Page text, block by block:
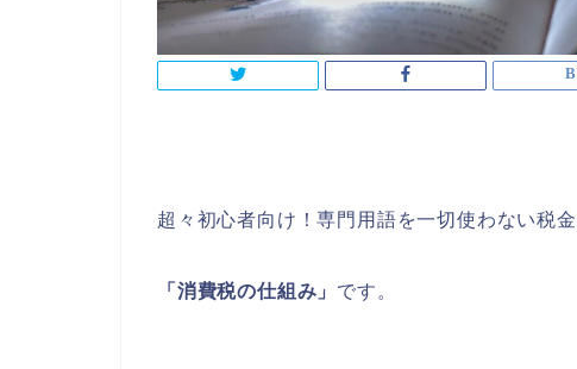
超々初心者向け！専門用語を一切使わない税
「消費税の仕組み」 です。